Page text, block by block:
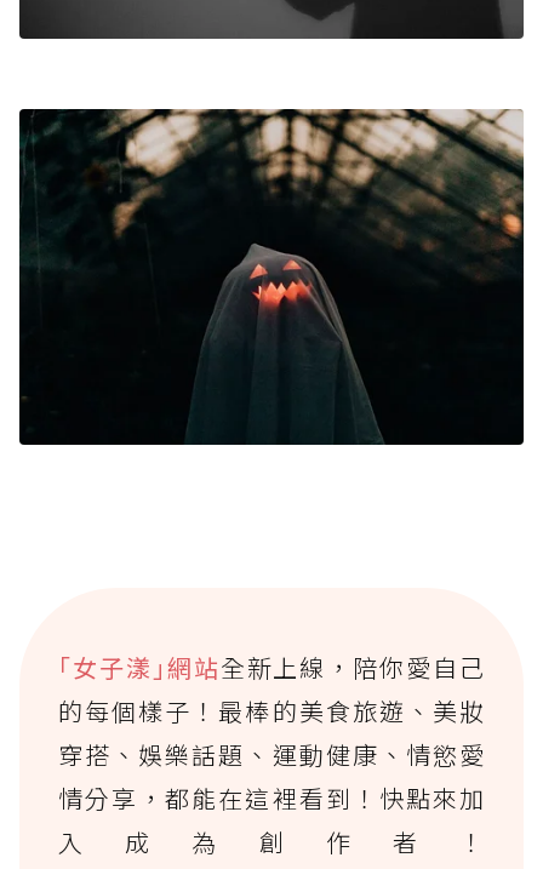
｢女子漾｣網站全新上線，陪你愛自己
的每個樣子！最棒的美食旅遊、美妝
穿搭、娛樂話題、運動健康、情慾愛
情分享，都能在這裡看到！快點來加
入成為創作者！